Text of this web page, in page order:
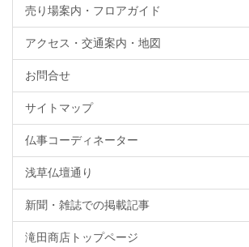
売り場案内・フロアガイド
アクセス・交通案内・地図
お問合せ
サイトマップ
仏事コーディネーター
浅草仏壇通り
新聞・雑誌での掲載記事
滝田商店トップページ